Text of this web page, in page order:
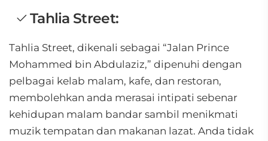
Tahlia Street:
Tahlia Street, dikenali sebagai “Jalan Prince
Mohammed bin Abdulaziz,” dipenuhi dengan
pelbagai kelab malam, kafe, dan restoran,
membolehkan anda merasai intipati sebenar
kehidupan malam bandar sambil menikmati
muzik tempatan dan makanan lazat. Anda tidak